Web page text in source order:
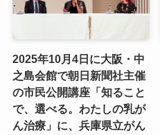
2025年10月4日に大阪・中
之島会館で朝日新聞社主催
の市民公開講座「知ること
で、選べる。わたしの乳が
ん治療」に、兵庫県立がん